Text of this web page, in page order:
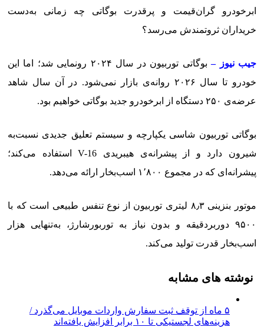
ابرخودرو گران‌قیمت و پرقدرت بوگاتی چه زمانی به‌دست
خریداران ثروتمندش می‌رسد؟
جیب نیوز –
بوگاتی توربیون در سال ۲۰۲۴ رونمایی شد؛ اما این
خودرو تا سال ۲۰۲۶ روانه‌ی بازار نمی‌شود. در آن سال شاهد
عرضه‌ی ۲۵۰ دستگاه از ابرخودرو جدید بوگاتی خواهیم بود.
بوگاتی توربیون شاسی یکپارچه‌ و سیستم تعلیق جدیدی نسبت‌به
شیرون دارد و از پیشرانه‌ی هیبریدی V-16 استفاده می‌کند؛
پیشرانه‌ای که در مجموع ۱٬۸۰۰ اسب‌بخار ارائه می‌دهد.
موتور بنزینی ۸٫۳ لیتری توربیون از نوع تنفس طبیعی است که با
۹۵۰۰ دوربردقیقه و بدون نیاز به توربورشارژ، به‌تنهایی هزار
اسب‌بخار قدرت تولید می‌کند.
نوشته های مشابه
۵ ماه از توقف ثبت سفارش واردات موبایل می‌گذرد /
هزینه‌های لجستیکی تا ۱۰ برابر افزایش یافته‌اند